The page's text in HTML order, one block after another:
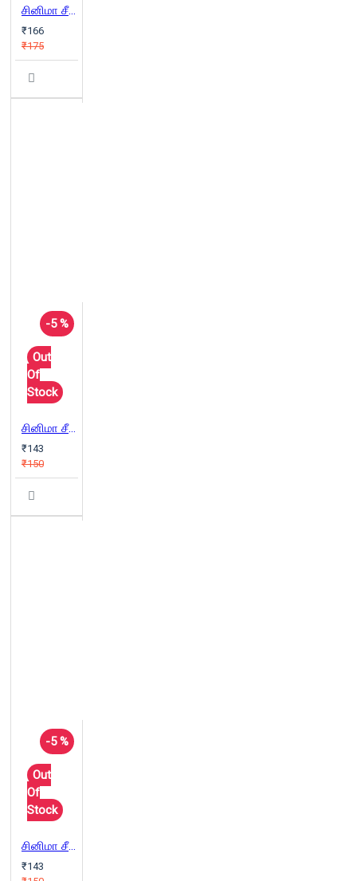
சினிமா சீக்ரெட் பாகம் 2
₹166
₹175
-5 %
Out
Of
Stock
சினிமா சீக்ரெட் பாகம் 3
₹143
₹150
-5 %
Out
Of
Stock
சினிமா சீக்ரெட் பாகம் 4
₹143